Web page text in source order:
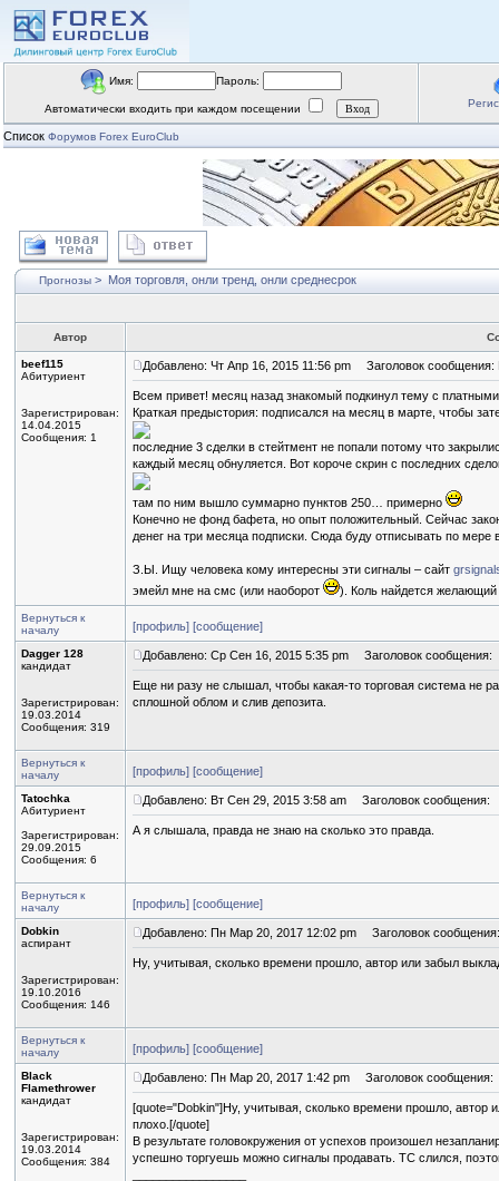
Имя: Пароль:
Автоматически входить при каждом посещении
Список Форумов Forex EuroClub
Прогнозы > Моя торговля, онли тренд, онли среднесрок
Автор
beef115
Абитуриент
Зарегистрирован:
14.04.2015
Сообщения: 1
Добавлено: Чт Апр 16, 2015 11:56 pm Заголовок сообщения:
Всем привет! месяц назад знакомый подкинул тему с
Краткая предыстория: подписался на месяц в марте, чтобы
последние 3 сделки в стейтмент не попали потому что
каждый месяц обнуляется. Вот короче скрин с последних
там по ним вышло суммарно пунктов 250… примерно
Конечно не фонд бафета, но опыт положительный. Сейчас
денег на три месяца подписки. Сюда буду отписывать по мере
З.Ы. Ищу человека кому интересны эти сигналы – сайт
эмейл мне на смс (или наоборот
). Коль найдется
Вернуться к
началу
[профиль] [сообщение]
Dagger 128
кандидат
Зарегистрирован:
19.03.2014
Сообщения: 319
Добавлено: Ср Сен 16, 2015 5:35 pm Заголовок сообщения:
Еще ни разу не слышал, чтобы какая-то торговая система не
сплошной облом и слив депозита.
Вернуться к
началу
[профиль] [сообщение]
Tatochka
Абитуриент
Зарегистрирован:
29.09.2015
Сообщения: 6
Добавлено: Вт Сен 29, 2015 3:58 am Заголовок сообщения:
А я слышала, правда не знаю на сколько это правда.
Вернуться к
началу
[профиль] [сообщение]
Dobkin
аспирант
Зарегистрирован:
19.10.2016
Сообщения: 146
Добавлено: Пн Мар 20, 2017 12:02 pm Заголовок сообщения:
Ну, учитывая, сколько времени прошло, автор или забыл
Вернуться к
началу
[профиль] [сообщение]
Black
Flamethrower
кандидат
Зарегистрирован:
19.03.2014
Сообщения: 384
Добавлено: Пн Мар 20, 2017 1:42 pm Заголовок сообщения:
[quote="Dobkin"]Ну, учитывая, сколько времени прошло, автор
плохо.[/quote]
В результате головокружения от успехов произошел
успешно торгуешь можно сигналы продавать. ТС слился,